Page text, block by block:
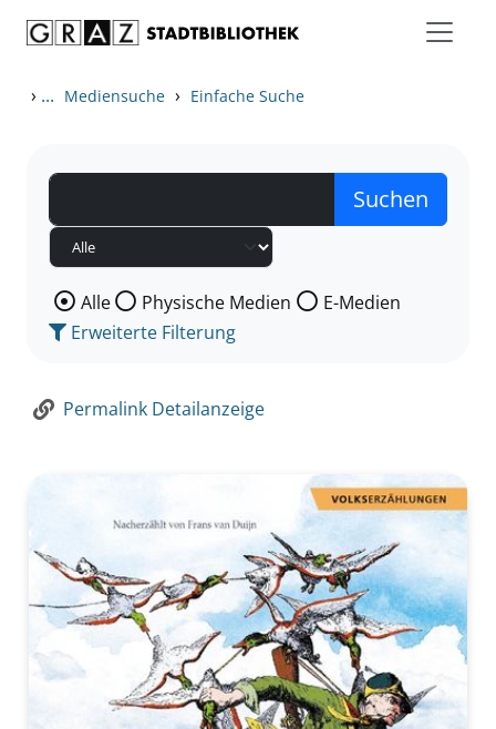
› ... Mediensuche › Einfache Suche
Wählen Sie die Medienart nach der Sie suchen wollen.
Alle Physische Medien
E-Medien
Erweiterte Filterung
Permalink Detailanzeige